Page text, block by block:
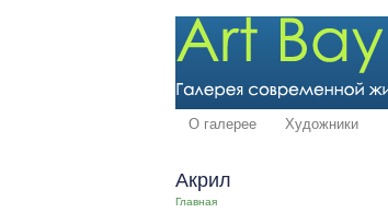
О галерее Художники
Акрил
Главная